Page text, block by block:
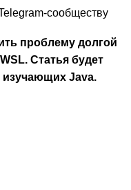
сообществу
проблему долгой
Статья будет
изучающих Java.